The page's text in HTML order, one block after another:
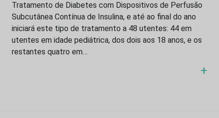
Tratamento de Diabetes com Dispositivos de Perfusão
Subcutânea Contínua de Insulina, e até ao final do ano
iniciará este tipo de tratamento a 48 utentes: 44 em
utentes em idade pediátrica, dos dois aos 18 anos, e os
restantes quatro em…
+